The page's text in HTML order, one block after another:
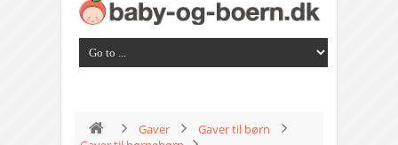
Gaver
Gaver til børn